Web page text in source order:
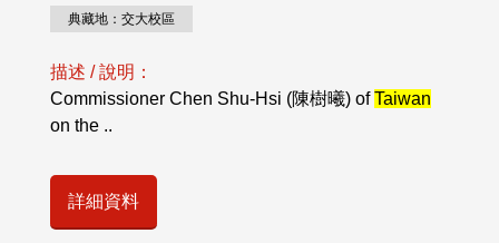
典藏地：交大校區
描述 / 說明：
Commissioner Chen Shu-Hsi (陳樹曦) ofTaiwan
on the ..
詳細資料